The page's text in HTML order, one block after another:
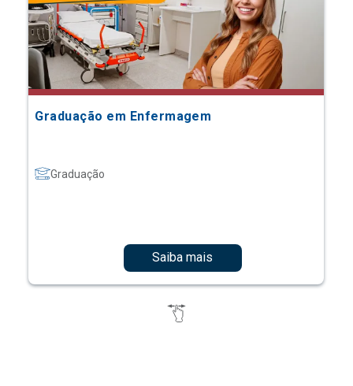
Graduação em Enfermagem
Graduação
Saiba mais